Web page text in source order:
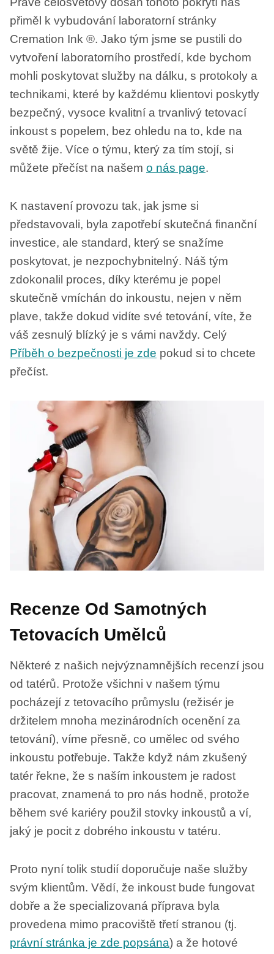
přiměl k vybudování laboratorní stránky
Cremation Ink ®. Jako tým jsme se pustili do
vytvoření laboratorního prostředí, kde bychom
mohli poskytovat služby na dálku, s protokoly a
technikami, které by každému klientovi poskytly
bezpečný, vysoce kvalitní a trvanlivý tetovací
inkoust s popelem, bez ohledu na to, kde na
světě žije. Více o týmu, který za tím stojí, si
můžete přečíst na našem o nás page.
K nastavení provozu tak, jak jsme si
představovali, byla zapotřebí skutečná finanční
investice, ale standard, který se snažíme
poskytovat, je nezpochybnitelný. Náš tým
zdokonalil proces, díky kterému je popel
skutečně vmíchán do inkoustu, nejen v něm
plave, takže dokud vidíte své tetování, víte, že
váš zesnulý blízký je s vámi navždy. Celý
Příběh o bezpečnosti je zde pokud si to chcete
přečíst.
Recenze Od Samotných
Tetovacích Umělců
Některé z našich nejvýznamnějších recenzí jsou
od tatérů. Protože všichni v našem týmu
pocházejí z tetovacího průmyslu (režisér je
držitelem mnoha mezinárodních ocenění za
tetování), víme přesně, co umělec od svého
inkoustu potřebuje. Takže když nám zkušený
tatér řekne, že s naším inkoustem je radost
pracovat, znamená to pro nás hodně, protože
během své kariéry použil stovky inkoustů a ví,
jaký je pocit z dobrého inkoustu v tatéru.
Proto nyní tolik studií doporučuje naše služby
svým klientům. Vědí, že inkoust bude fungovat
dobře a že specializovaná příprava byla
provedena mimo pracoviště třetí stranou (tj.
právní stránka je zde popsána) a že hotové